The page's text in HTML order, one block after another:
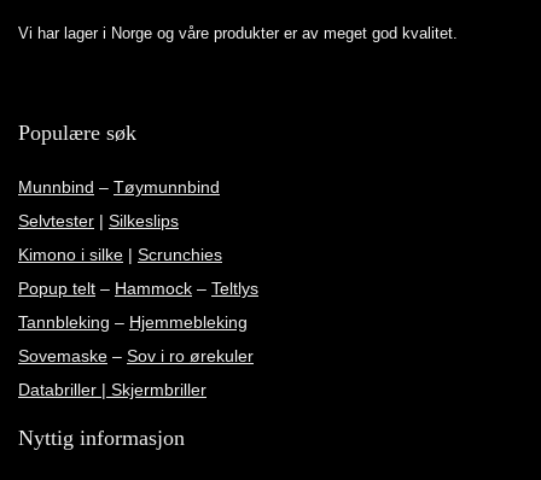
Vi har lager i Norge og våre produkter er av meget god kvalitet.
Populære søk
Munnbind – Tøymunnbind
Selvtester | Silkeslips
Kimono i silke | Scrunchies
Popup telt – Hammock – Teltlys
Tannbleking – Hjemmebleking
Sovemaske – Sov i ro ørekuler
Databriller | Skjermbriller
Nyttig informasjon